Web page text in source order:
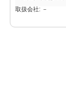
取扱会社: －